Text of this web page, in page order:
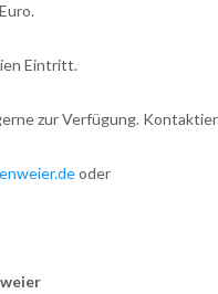
Eintritt.
zur Verfügung.
oder